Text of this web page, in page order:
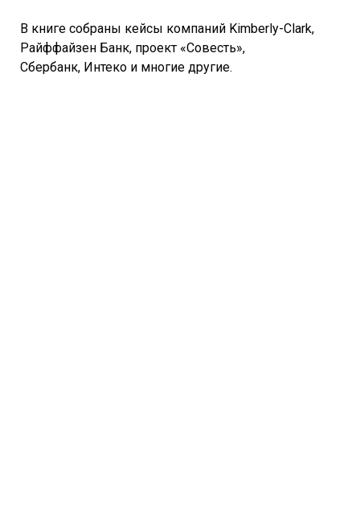
В книге собраны кейсы компаний Kimberly-Clark,
Райффайзен Банк, проект «Совесть»,
Сбербанк, Интеко и многие другие.